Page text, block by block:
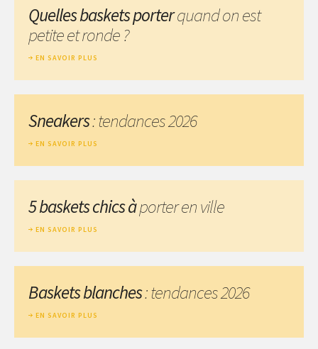
Quelles baskets porterquand on est
petite et ronde ?
EN SAVOIR PLUS
Sneakers: tendances 2026
EN SAVOIR PLUS
5 baskets chics àporter en ville
EN SAVOIR PLUS
Baskets blanches: tendances 2026
EN SAVOIR PLUS